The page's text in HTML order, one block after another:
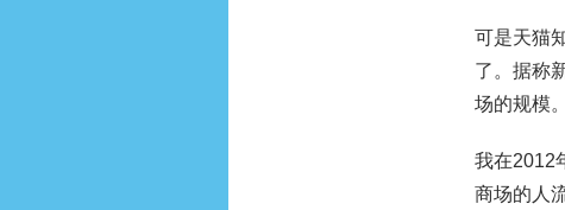
可是天猫
了。据称
场的规模
我在2012
商场的人